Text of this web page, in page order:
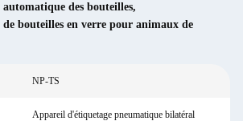
des bouteilles,
bouteilles en verre pour animaux de
NP-TS
Appareil d'étiquetage pneumatique bilatéral